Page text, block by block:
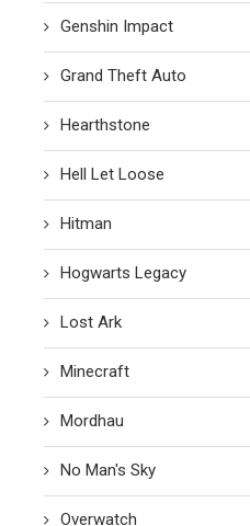
Genshin Impact
Grand Theft Auto
Hearthstone
Hell Let Loose
Hitman
Hogwarts Legacy
Lost Ark
Minecraft
Mordhau
No Man's Sky
Overwatch